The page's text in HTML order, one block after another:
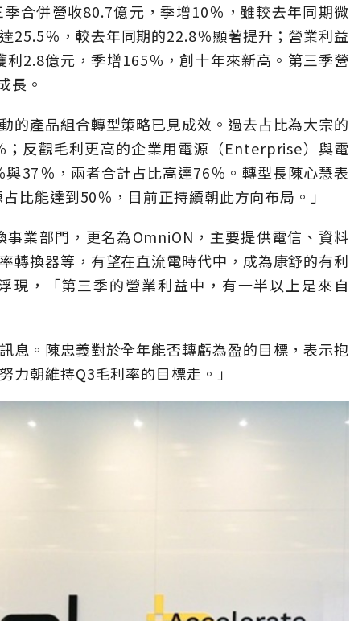
合併營收80.7億元，季增10％，雖較去年同期微
25.5％，較去年同期的22.8％顯著提升；營業利益
2.8億元，季增165％，創十年來新高。第三季營
長。
的產品組合轉型策略已見成效。過去占比為大宗的
反觀毛利更高的企業用電源（Enterprise）與電
37％，兩者合計占比高達76％。轉型長陳心慧表
比能達到50％，目前正持續朝此方向布局。」
業部門，更名為OmniON，主要提供電信、資料
轉換器等，有望在直流電時代中，成為康舒的有利
現，「第三季的營業利益中，有一半以上是來自
息。陳忠義對於全年能否轉虧為盈的目標，表示抱
力朝維持Q3毛利率的目標走。」